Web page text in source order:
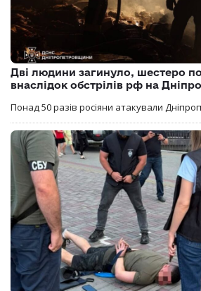
Дві людини загинуло, шестеро
внаслідок обстрілів рф на
Понад 50 разів росіяни атакували